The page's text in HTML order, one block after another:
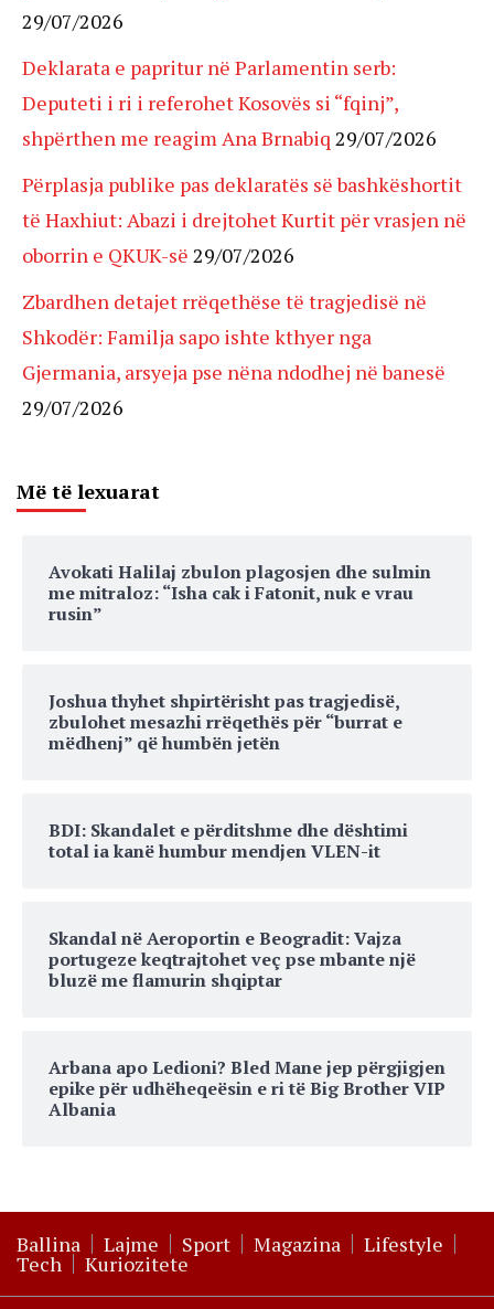
29/07/2026
Deklarata e papritur në Parlamentin serb:
Deputeti i ri i referohet Kosovës si “fqinj”,
shpërthen me reagim Ana Brnabiq 29/07/2026
Përplasja publike pas deklaratës së bashkëshortit
të Haxhiut: Abazi i drejtohet Kurtit për vrasjen në
oborrin e QKUK-së 29/07/2026
Zbardhen detajet rrëqethëse të tragjedisë në
Shkodër: Familja sapo ishte kthyer nga
Gjermania, arsyeja pse nëna ndodhej në banesë
29/07/2026
Më të lexuarat
Avokati Halilaj zbulon plagosjen dhe sulmin
me mitraloz: “Isha cak i Fatonit, nuk e vrau
rusin”
Joshua thyhet shpirtërisht pas tragjedisë,
zbulohet mesazhi rrëqethës për “burrat e
mëdhenj” që humbën jetën
BDI: Skandalet e përditshme dhe dështimi
total ia kanë humbur mendjen VLEN-it
Skandal në Aeroportin e Beogradit: Vajza
portugeze keqtrajtohet veç pse mbante një
bluzë me flamurin shqiptar
Arbana apo Ledioni? Bled Mane jep përgjigjen
epike për udhëheqeësin e ri të Big Brother VIP
Albania
Ballina Lajme Sport Magazina Lifestyle
Tech Kuriozitete